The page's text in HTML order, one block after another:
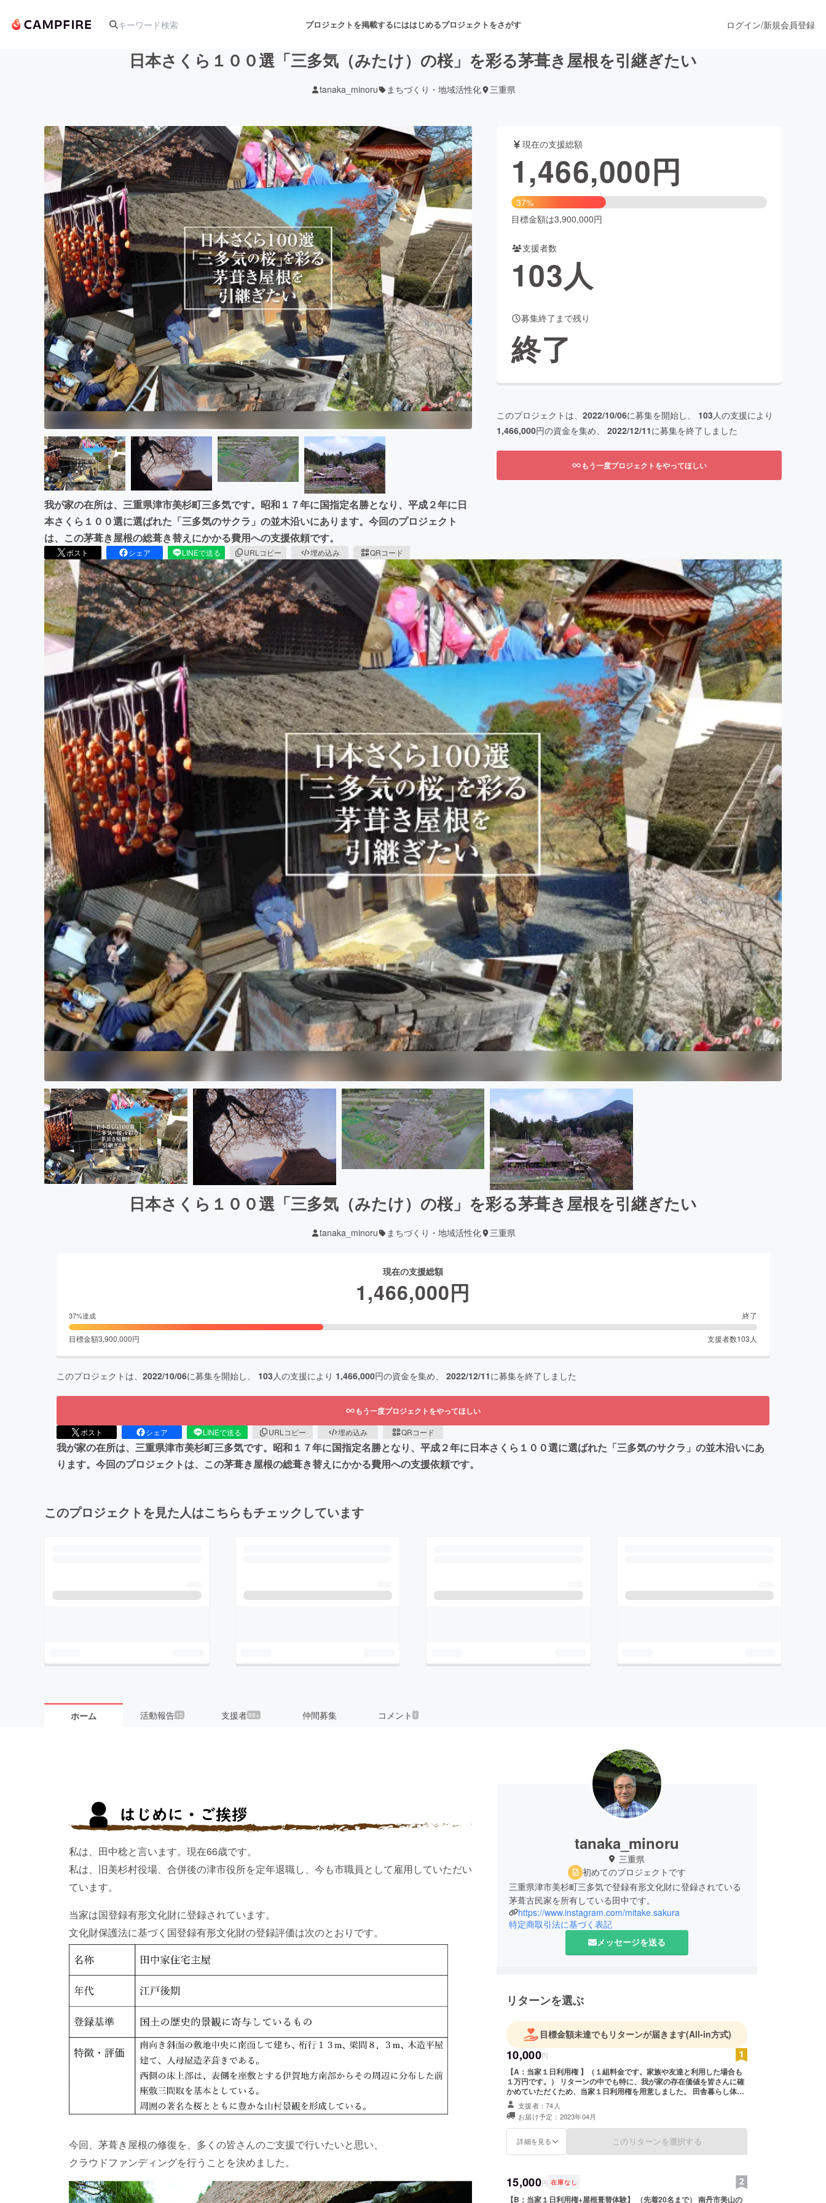
プロジェクトを掲載するにははじめるプロジェクトをさがす
アート・写真 音楽 舞台・パフォーマンス
テクノロジー・ガジェット ゲーム・サービス開発 フード・飲食店 ファッション
映像・映画 書籍・雑誌出版 アニメ・漫画
ビジネス・起業 チャレンジ ビューティー・ヘルスケア
まちづくり・地域活性化
CAMPFIRE for Social GoodCAMPFIRE Creation
CAMPFIREふるさと納税machi-yaコミュニティ
ログイン/新規会員登録
日本さくら１００選「三多気（みたけ）の桜」を彩る茅葺き屋根を引継ぎたい
tanaka_minoru まちづくり・地域活性化 三重県
我が家の在所は、三重県津市美杉町三多気です。昭和１７年に国指定名勝となり、平成２年に日
本さくら１００選に選ばれた「三多気のサクラ」の並木沿いにあります。今回のプロジェクト
は、この茅葺き屋根の総葺き替えにかかる費用への支援依頼です。
ポスト シェア LINEで送る URLコピー 埋め込み QRコード
現在の支援総額
1,466,000円
37%
目標金額は3,900,000円
支援者数
103人
募集終了まで残り
終了
このプロジェクトは、 2022/10/06に募集を開始し、 103人の支援により
1,466,000円の資金を集め、 2022/12/11に募集を終了しました
もう一度プロジェクトをやってほしい
日本さくら１００選「三多気（みたけ）の桜」を彩る茅葺き屋根を引継ぎたい
tanaka_minoru まちづくり・地域活性化 三重県
現在の支援総額
1,466,000円
37%達成 終了
目標金額3,900,000円 支援者数103 人
このプロジェクトは、 2022/10/06に募集を開始し、 103人の支援により 1,466,000円の資金を集め、 2022/12/11に募集を終了しました
もう一度プロジェクトをやってほしい
ポスト シェア LINEで送る URLコピー 埋め込み QRコード
我が家の在所は、三重県津市美杉町三多気です。昭和１７年に国指定名勝となり、平成２年に日本さくら１００選に選ばれた「三多気のサクラ」の並木沿いにあ
ります。今回のプロジェクトは、この茅葺き屋根の総葺き替えにかかる費用への支援依頼です。
このプロジェクトを見た人はこちらもチェックしています
ホーム 活動報告 12 支援者99+ 仲間募集 コメント 1
私は、田中稔と言います。現在66歳です。
私は、旧美杉村役場、合併後の津市役所を定年退職し、今も市職員として雇用していただい
ています。
当家は国登録有形文化財に登録されています。
文化財保護法に基づく国登録有形文化財の登録評価は次のとおりです。
今回、茅葺き屋根の修復を、多くの皆さんのご支援で行いたいと思い、
クラウドファンディングを行うことを決めました。
tanaka_minoru
三重県
初めてのプロジェクトです
三重県津市美杉町三多気で登録有形文化財に登録されている
茅葺古民家を所有している田中です。
https://www.instagram.com/mitake.sakura
特定商取引法に基づく表記
メッセージを送る
リターンを選ぶ
目標金額未達でもリターンが届きます(All-in方式)
10,000円
【A：当家１日利用権 】（１組料金です。家族や友達と利用した場合も
１万円です。） リターンの中でも特に、我が家の存在価値を皆さんに確
かめていただくため、当家１日利用権を用意しました。 田舎暮らし体
験、移住計画のリハーサル、ワーケーション、リフレッシュ、家族旅
行、大洞山トレッキングの休憩、多種多様な趣味や第二の故郷など、使
い方は自由です。 ※例えば10万円ご支援を頂ければ最高10日間ご利用で
きます。 当家を１日利用して頂く日に希望があれば ①ヤマザクラの苗を
提供 （１利用者５本まで：発芽後２～６か月の１０～２０ｃｍ程度の
ターンとなります。 有効期限は設定していませんが最長令和５年４月
以降の10年間が目安です。 備考欄に希望日と希望内容を記入くださ
い。固まらない場合は、後日メールにて調整させて頂ければと思いま
支援者：74人
お届け予定：2023年04月
詳細を見る このリターンを選択する
15,000円 在庫なし
【B：当家１日利用権+屋根葺替体験】 （先着20名まで） 南丹市美山の